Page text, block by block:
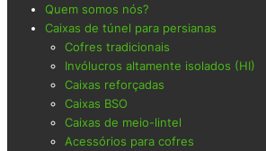
Quem somos nós?
Caixas de túnel para persianas
Cofres tradicionais
Invólucros altamente isolados (HI)
Caixas reforçadas
Caixas BSO
Caixas de meio-lintel
Acessórios para cofres